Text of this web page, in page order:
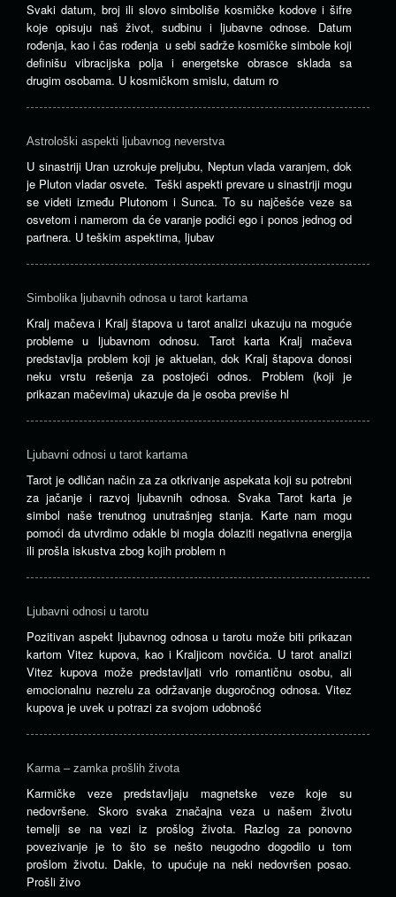
Svaki datum, broj ili slovo simboliše kosmičke kodove i šifre
koje opisuju naš život, sudbinu i ljubavne odnose. Datum
rođenja, kao i čas rođenja u sebi sadrže kosmičke simbole koji
definišu vibracijska polja i energetske obrasce sklada sa
drugim osobama. U kosmičkom smislu, datum ro
Astrološki aspekti ljubavnog neverstva
U sinastriji Uran uzrokuje preljubu, Neptun vlada varanjem, dok
je Pluton vladar osvete. Teški aspekti prevare u sinastriji mogu
se videti između Plutonom i Sunca. To su najčešće veze sa
osvetom i namerom da će varanje podići ego i ponos jednog od
partnera. U teškim aspektima, ljubav
Simbolika ljubavnih odnosa u tarot kartama
Kralj mačeva i Kralj štapova u tarot analizi ukazuju na moguće
probleme u ljubavnom odnosu. Tarot karta Kralj mačeva
predstavlja problem koji je aktuelan, dok Kralj štapova donosi
neku vrstu rešenja za postojeći odnos. Problem (koji je
prikazan mačevima) ukazuje da je osoba previše hl
Ljubavni odnosi u tarot kartama
Tarot je odličan način za za otkrivanje aspekata koji su potrebni
za jačanje i razvoj ljubavnih odnosa. Svaka Tarot karta je
simbol naše trenutnog unutrašnjeg stanja. Karte nam mogu
pomoći da utvrdimo odakle bi mogla dolaziti negativna energija
ili prošla iskustva zbog kojih problem n
Ljubavni odnosi u tarotu
Pozitivan aspekt ljubavnog odnosa u tarotu može biti prikazan
kartom Vitez kupova, kao i Kraljicom novčića. U tarot analizi
Vitez kupova može predstavljati vrlo romantičnu osobu, ali
emocionalnu nezrelu za održavanje dugoročnog odnosa. Vitez
kupova je uvek u potrazi za svojom udobnošć
Karma – zamka prošlih života
Karmičke veze predstavljaju magnetske veze koje su
nedovršene. Skoro svaka značajna veza u našem životu
temelji se na vezi iz prošlog života. Razlog za ponovno
povezivanje je to što se nešto neugodno dogodilo u tom
prošlom životu. Dakle, to upućuje na neki nedovršen posao.
Prošli živo